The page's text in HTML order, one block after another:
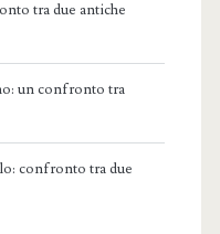
tra due antiche
un confronto tra
confronto tra due